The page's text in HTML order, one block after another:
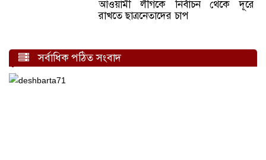
আওয়ামী লীগকে নির্বাচন থেকে দূরে
রাখতে ছাত্রনেতাদের চাপ
সর্বাধিক পঠিত সংবাদ